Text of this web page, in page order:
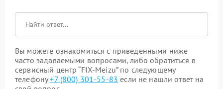
Вы можете ознакомиться с приведенными ниже
часто задаваемыми вопросами, либо обратиться в
сервисный центр “FIX-Meizu” по следующему
телефону+7 (800) 301-55-83 если не нашли ответ на